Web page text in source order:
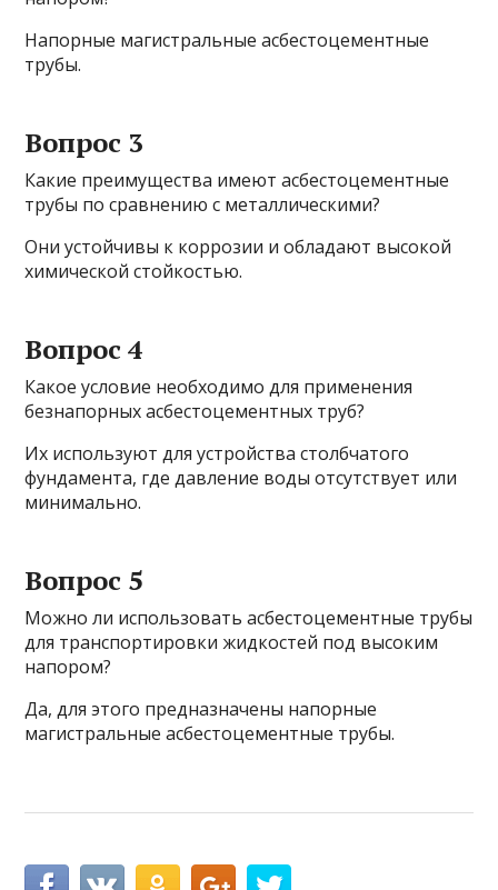
Напорные магистральные асбестоцементные
трубы.
Вопрос 3
Какие преимущества имеют асбестоцементные
трубы по сравнению с металлическими?
Они устойчивы к коррозии и обладают высокой
химической стойкостью.
Вопрос 4
Какое условие необходимо для применения
безнапорных асбестоцементных труб?
Их используют для устройства столбчатого
фундамента, где давление воды отсутствует или
минимально.
Вопрос 5
Можно ли использовать асбестоцементные трубы
для транспортировки жидкостей под высоким
напором?
Да, для этого предназначены напорные
магистральные асбестоцементные трубы.